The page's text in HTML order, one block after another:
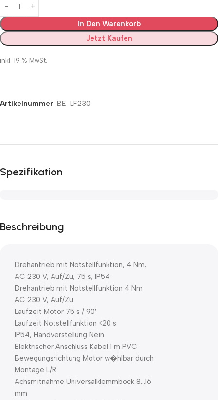
In Den Warenkorb
Jetzt Kaufen
inkl. 19 % MwSt.
Artikelnummer: BE-LF230
Spezifikation
Beschreibung
Drehantrieb mit Notstellfunktion, 4 Nm,
AC 230 V, Auf/Zu, 75 s, IP54
Drehantrieb mit Notstellfunktion 4 Nm
AC 230 V, Auf/Zu
Laufzeit Motor 75 s / 90′
Laufzeit Notstellfunktion <20 s
IP54, Handverstellung Nein
Elektrischer Anschluss Kabel 1 m PVC
Bewegungsrichtung Motor w�hlbar durch
Montage L/R
Achsmitnahme Universalklemmbock 8…16
mm